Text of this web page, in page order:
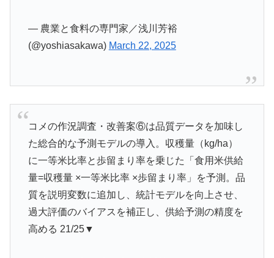
— 農業と食料の専門家／浅川芳裕
(@yoshiasakawa) March 22, 2025
コメの作況調査・改善案⑥は品質データを加味し
た総合的な予測モデルの導入。収穫量（kg/ha）
に一等米比率と歩留まり率を乗じた「食用米供給
量=収穫量 ×一等米比率 ×歩留まり率」を予測。品
質を説明変数に追加し、統計モデルを向上させ、
過大評価のバイアスを補正し、供給予測の精度を
高める 21/25▼